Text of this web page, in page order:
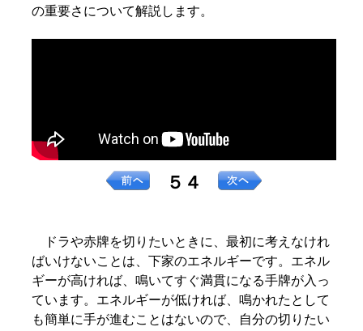
の重要さについて解説します。
５４
ドラや赤牌を切りたいときに、最初に考えなけれ
ばいけないことは、下家のエネルギーです。エネル
ギーが高ければ、鳴いてすぐ満貫になる手牌が入っ
ています。エネルギーが低ければ、鳴かれたとして
も簡単に手が進むことはないので、自分の切りたい